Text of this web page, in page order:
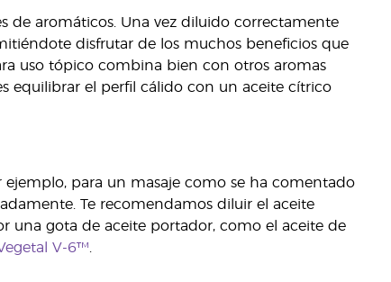
de aromáticos. Una vez diluido correctamente
disfrutar de los muchos beneficios que
uso tópico combina bien con otros aromas
equilibrar el perfil cálido con un aceite cítrico
para un masaje como se ha comentado
Te recomendamos diluir el aceite
una gota de aceite portador, como el aceite de
V-6™